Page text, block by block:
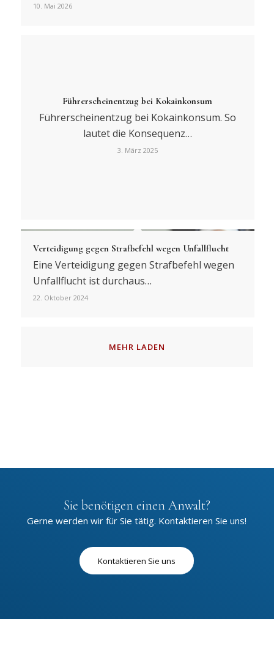
10. Mai 2026
Führerscheinentzug bei Kokainkonsum
Führerscheinentzug bei Kokainkonsum. So
lautet die Konsequenz…
3. März 2025
Verteidigung gegen Strafbefehl wegen Unfallflucht
Eine Verteidigung gegen Strafbefehl wegen
Unfallflucht ist durchaus…
22. Oktober 2024
MEHR LADEN
Sie benötigen einen Anwalt?
Gerne werden wir für Sie tätig. Kontaktieren Sie uns!
Kontaktieren Sie uns